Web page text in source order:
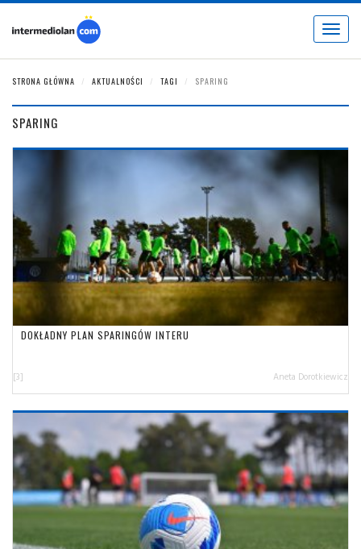
Toggle
STRONA GŁÓWNA AKTUALNOŚCI TAGI SPARING
SPARING
DOKŁADNY PLAN SPARINGÓW INTERU
[3] Aneta Dorotkiewicz